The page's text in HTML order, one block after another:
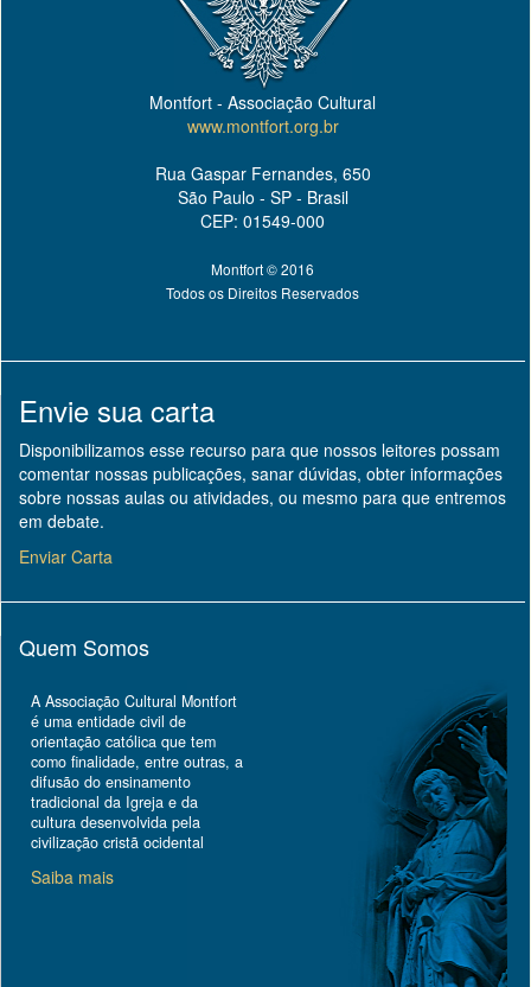
Montfort - Associação Cultural
www.montfort.org.br
Rua Gaspar Fernandes, 650
São Paulo - SP - Brasil
CEP: 01549-000
Montfort © 2016
Todos os Direitos Reservados
Envie sua carta
Disponibilizamos esse recurso para que nossos leitores possam
comentar nossas publicações, sanar dúvidas, obter informações
sobre nossas aulas ou atividades, ou mesmo para que entremos
em debate.
Enviar Carta
Quem Somos
A Associação Cultural Montfort
é uma entidade civil de
orientação católica que tem
como finalidade, entre outras, a
difusão do ensinamento
tradicional da Igreja e da
cultura desenvolvida pela
civilização cristã ocidental
Saiba mais